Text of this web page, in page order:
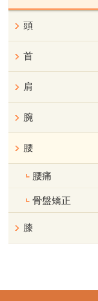
頭
首
肩
腕
腰
腰痛
骨盤矯正
膝